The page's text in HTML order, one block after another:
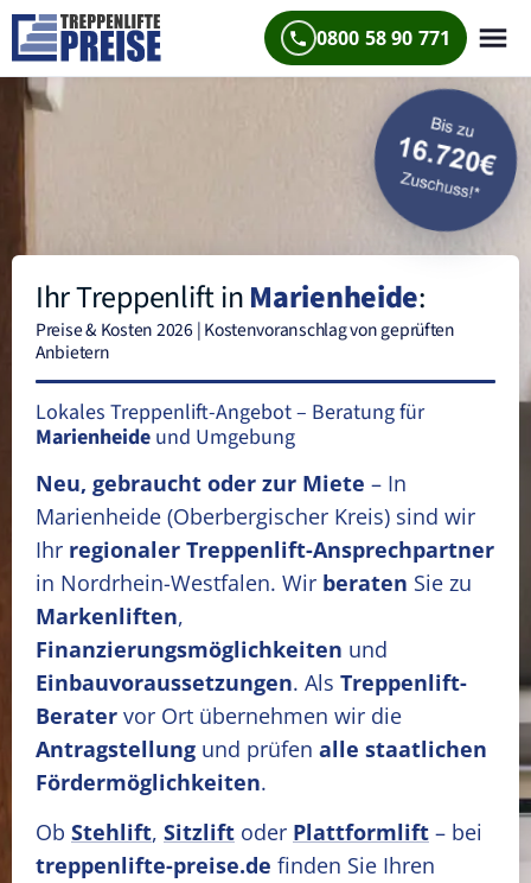
0800 58 90 771
Ihr Treppenlift inMarienheide:
Preise & Kosten 2026 | Kostenvoranschlag von geprüften
Anbietern
Lokales Treppenlift-Angebot – Beratung für
Marienheide und Umgebung
Neu, gebraucht oder zur Miete – In
Marienheide (Oberbergischer Kreis) sind wir
Ihr regionaler Treppenlift-Ansprechpartner
in Nordrhein-Westfalen. Wir beraten Sie zu
Markenliften,
Finanzierungsmöglichkeiten und
Einbauvoraussetzungen. Als Treppenlift-
Berater vor Ort übernehmen wir die
Antragstellung und prüfen alle staatlichen
Fördermöglichkeiten.
Ob Stehlift, Sitzlift oder Plattformlift – bei
treppenlifte-preise.de finden Sie Ihren